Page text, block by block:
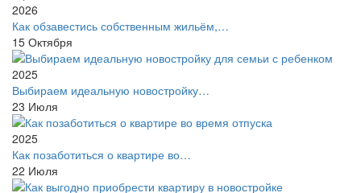
2026
Как обзавестись собственным жильём,…
15 Октября
2025
Выбираем идеальную новостройку…
23 Июля
2025
Как позаботиться о квартире во…
22 Июля